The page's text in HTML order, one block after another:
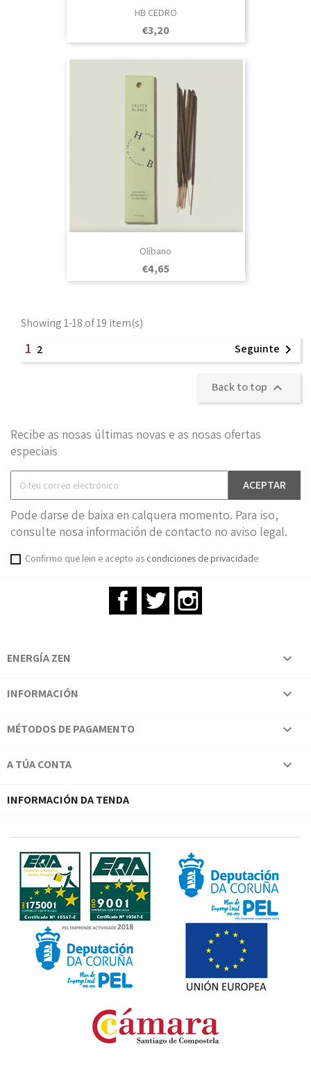
HB CEDRO
Prezo
€3,20
Olíbano
Prezo
€4,65
Showing 1-18 of 19 item(s)
1 2 Seguinte 
Back to top 
Recibe as nosas últimas novas e as nosas ofertas
especiais
Pode darse de baixa en calquera momento. Para iso,
consulte nosa información de contacto no aviso legal.
Confirmo que lein e acepto as condiciones de privacidade
FacebookTwitter
ENERGÍA ZEN 
INFORMACIÓN 
MÉTODOS DE PAGAMENTO 
A TÚA CONTA 
INFORMACIÓN DA TENDA